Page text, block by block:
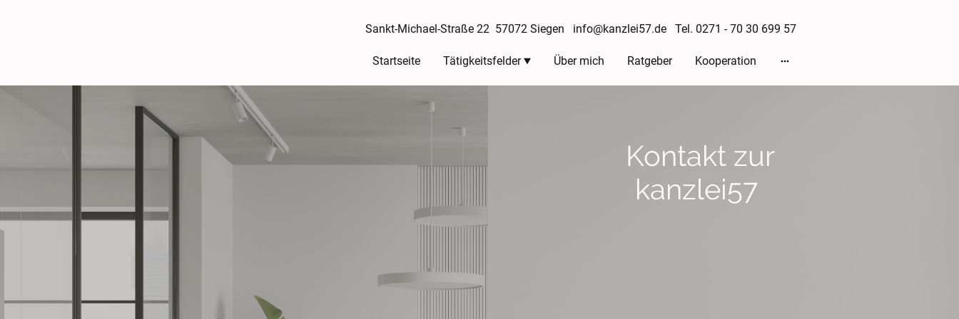
Sankt-Michael-Straße 22 57072 Siegen info@kanzlei57.de Tel. 0271 - 70 30 699 57
Startseite Tätigkeitsfelder Über mich Ratgeber Kooperation
Kontakt zur
kanzlei57